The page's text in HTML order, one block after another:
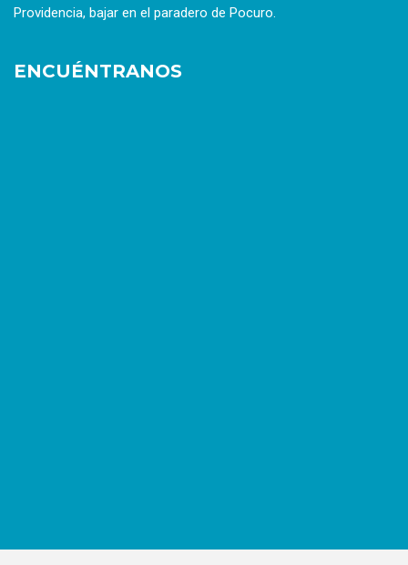
Providencia, bajar en el paradero de Pocuro.
ENCUÉNTRANOS